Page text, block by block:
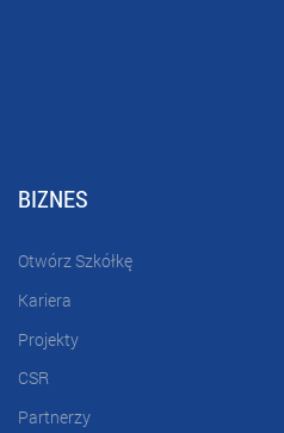
BIZNES
Otwórz Szkółkę
Kariera
Projekty
CSR
Partnerzy